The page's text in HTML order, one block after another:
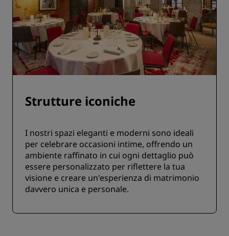
Strutture iconiche
I nostri spazi eleganti e moderni sono ideali
per celebrare occasioni intime, offrendo un
ambiente raffinato in cui ogni dettaglio può
essere personalizzato per riflettere la tua
visione e creare un'esperienza di matrimonio
davvero unica e personale.